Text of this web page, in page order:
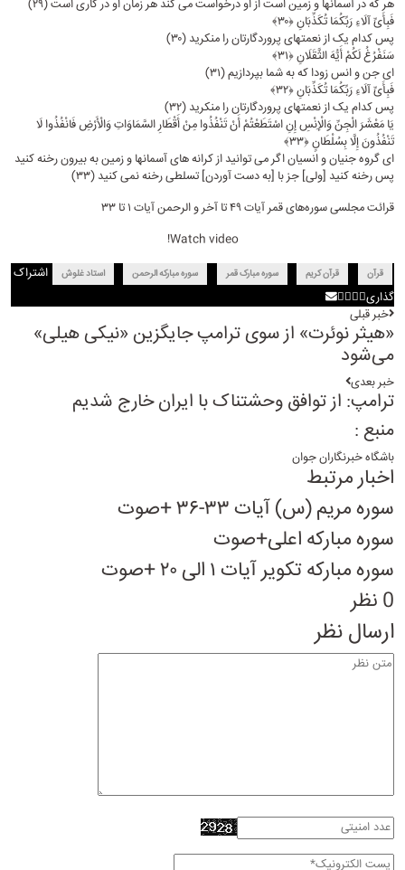
هر که در آسمانها و زمین است از او درخواست مى ‏کند هر زمان او در کارى است (۲۹)
فَبِأَیِّ آلَاءِ رَبِّکُمَا تُکَذِّبَانِ ﴿۳۰﴾
پس کدام یک از نعمتهاى پروردگارتان را منکرید (۳۰)
سَنَفْرُغُ لَکُمْ أَیُّهَ الثَّقَلَانِ ﴿۳۱﴾
اى جن و انس زودا که به شما بپردازیم (۳۱)
فَبِأَیِّ آلَاءِ رَبِّکُمَا تُکَذِّبَانِ ﴿۳۲﴾
پس کدام یک از نعمتهاى پروردگارتان را منکرید (۳۲)
یَا مَعْشَرَ الْجِنِّ وَالْإِنْسِ إِنِ اسْتَطَعْتُمْ أَنْ تَنْفُذُوا مِنْ أَقْطَارِ السَّمَاوَاتِ وَالْأَرْضِ فَانْفُذُوا لَا
تَنْفُذُونَ إِلَّا بِسُلْطَانٍ ﴿۳۳﴾
اى گروه جنیان و انسیان اگر مى‏ توانید از کرانه ‏هاى آسمانها و زمین به بیرون رخنه کنید
پس رخنه کنید [ولى] جز با [به دست آوردن] تسلطى رخنه نمى ‏کنید (۳۳)
قرائت مجلسی سوره‌های قمر آیات ۴۹ تا آخر و الرحمن آیات ۱ تا ۳۳
Watch video!
قرآن قرآن کریم سوره مبارک قمر سوره مبارکه الرحمن استاد غلوش
اشتراک
گذاری
خبر قبلی
«هیثر نوئرت» از سوی ترامپ جایگزین «نیکی هیلی»
می‌شود
خبر بعدی
ترامپ: از توافق وحشتناک با ایران خارج شدیم
منبع :
باشگاه خبرنگاران جوان
اخبار مرتبط
سوره مریم (س) آیات ۳۳-۳۶ +صوت
سوره مبارکه اعلی+صوت
سوره مبارکه تکویر آیات ۱ الی ۲۰ +صوت
0 نظر
ارسال نظر